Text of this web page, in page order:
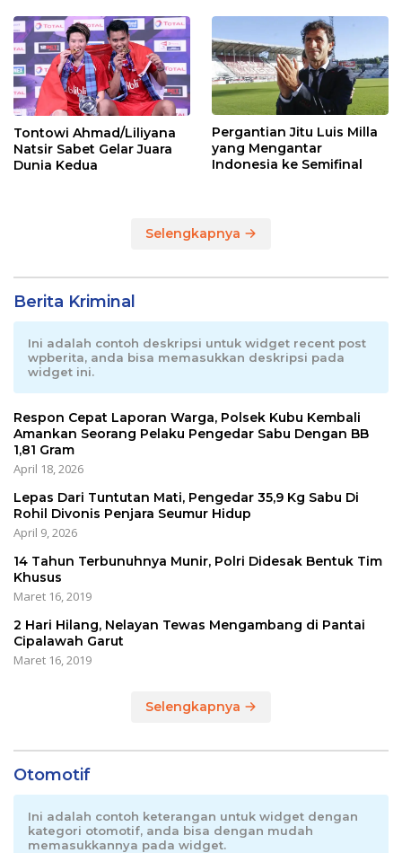
Tontowi Ahmad/Liliyana
Natsir Sabet Gelar Juara
Dunia Kedua
Pergantian Jitu Luis Milla
yang Mengantar
Indonesia ke Semifinal
Selengkapnya
Berita Kriminal
Ini adalah contoh deskripsi untuk widget recent post
wpberita, anda bisa memasukkan deskripsi pada
widget ini.
Respon Cepat Laporan Warga, Polsek Kubu Kembali
Amankan Seorang Pelaku Pengedar Sabu Dengan BB
1,81 Gram
April 18, 2026
Lepas Dari Tuntutan Mati, Pengedar 35,9 Kg Sabu Di
Rohil Divonis Penjara Seumur Hidup
April 9, 2026
14 Tahun Terbunuhnya Munir, Polri Didesak Bentuk Tim
Khusus
Maret 16, 2019
2 Hari Hilang, Nelayan Tewas Mengambang di Pantai
Cipalawah Garut
Maret 16, 2019
Selengkapnya
Otomotif
Ini adalah contoh keterangan untuk widget dengan
kategori otomotif, anda bisa dengan mudah
memasukkannya pada widget.